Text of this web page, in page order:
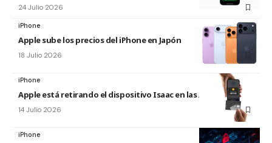
24 Julio 2026
iPhone
Apple sube los precios del iPhone en Japón
18 Julio 2026
iPhone
Apple está retirando el dispositivo Isaac en las Apple Store
14 Julio 2026
iPhone